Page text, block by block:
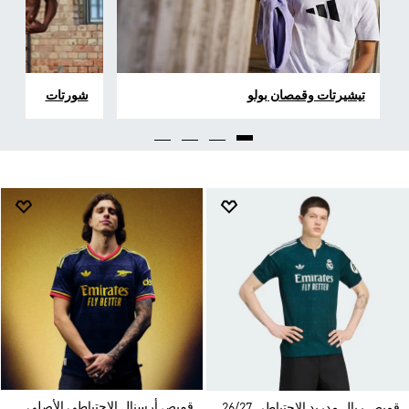
تيشيرتات وقمصان بولو شورتات